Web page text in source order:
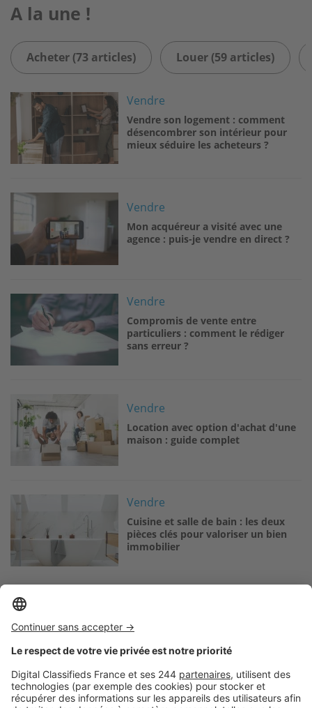
A la une !
Acheter (73 articles) Louer (59 articles)
Image Vendre
Vendre son logement : comment
désencombrer son intérieur pour
mieux séduire les acheteurs ?
Image
Vendre
Mon acquéreur a visité avec une
agence : puis-je vendre en direct ?
Image Vendre
Compromis de vente entre
particuliers : comment le rédiger
sans erreur ?
Image
Vendre
Location avec option d'achat d'une
maison : guide complet
Image Vendre
Cuisine et salle de bain : les deux
pièces clés pour valoriser un bien
immobilier
Logic-Immo c’est aussi …